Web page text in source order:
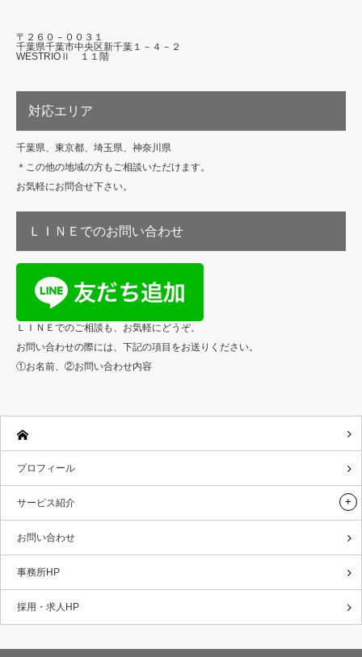
〒２６０－００３１
千葉県千葉市中央区新千葉１－４－２
WESTRIOⅡ １１階
対応エリア
千葉県、東京都、埼玉県、神奈川県
＊この他の地域の方もご相談いただけます。
お気軽にお問合せ下さい。
ＬＩＮＥでのお問い合わせ
ＬＩＮＥでのご相談も、お気軽にどうぞ。
お問い合わせの際には、下記の項目をお送りください。
①お名前、②お問い合わせ内容
プロフィール
サービス紹介
お問い合わせ
事務所HP
採用・求人HP